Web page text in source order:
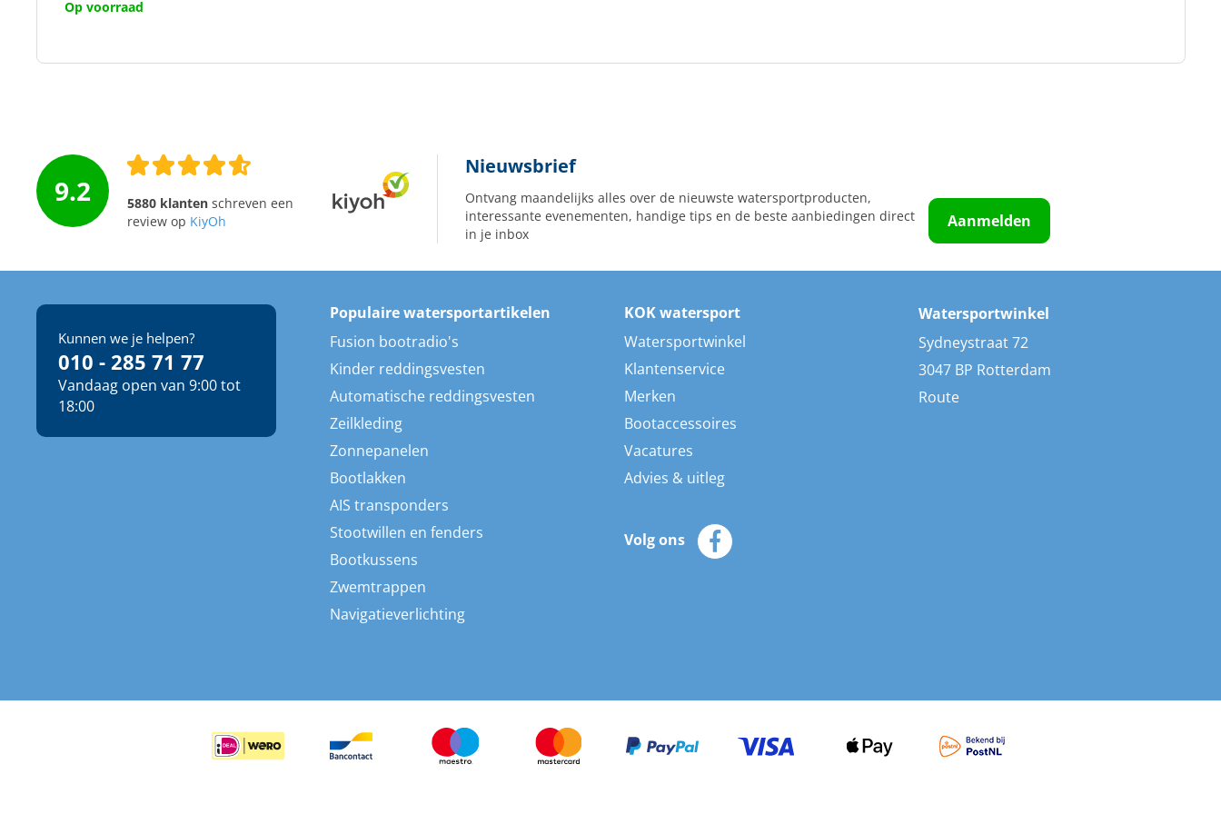
Op voorraad
9.2 5880 klantenschreven een
review op KiyOh
Nieuwsbrief
Ontvang maandelijks alles over de nieuwste watersportproducten,
interessante evenementen, handige tips en de beste aanbiedingen direct
in je inbox
Aanmelden
Kunnen we je helpen?
010 - 285 71 77
Vandaag open van 9:00 tot
18:00
Populaire watersportartikelen
Fusion bootradio's
Kinder reddingsvesten
Automatische reddingsvesten
Zeilkleding
Zonnepanelen
Bootlakken
AIS transponders
Stootwillen en fenders
Bootkussens
Zwemtrappen
Navigatieverlichting
KOK watersport
Watersportwinkel
Klantenservice
Merken
Bootaccessoires
Vacatures
Advies & uitleg
Volg ons
Watersportwinkel
Sydneystraat 72
3047 BP Rotterdam
Route